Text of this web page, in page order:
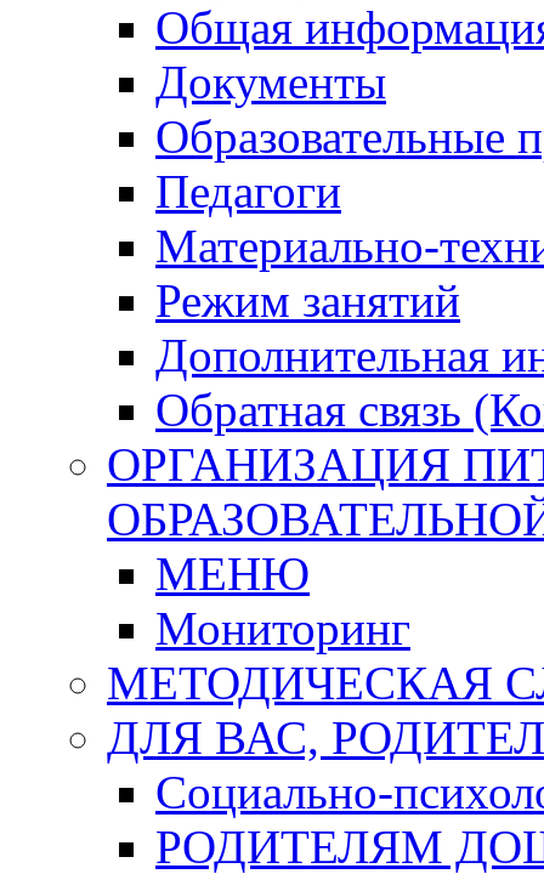
Общая
Документы
Образовательные
Педагоги
Материально-
Режим занятий
Дополнительная
Обратная связь
ОРГАНИЗАЦИЯ
МЕНЮ
Мониторинг
МЕТОДИЧЕСКАЯ
ДЛЯ ВАС,
Социально-
РОДИТЕЛЯМ